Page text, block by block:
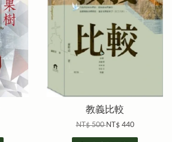
教義比較
NT$ 500NT$ 440